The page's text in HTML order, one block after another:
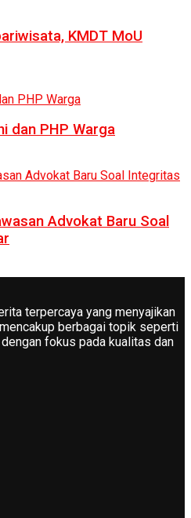
KMDT MoU
dan PHP Warga
Advokat Baru Soal
terpercaya yang menyajikan
berbagai topik seperti
fokus pada kualitas dan